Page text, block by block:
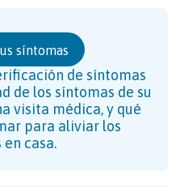
síntomas
de síntomas
de los síntomas de su
visita médica, y qué
para aliviar los
casa.